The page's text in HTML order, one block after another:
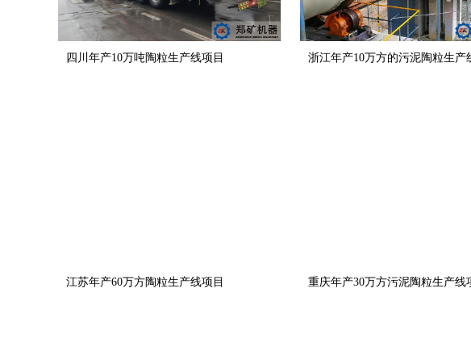
四川年产10万吨陶粒生产线项目 浙江年产10万方的污泥陶粒生产
江苏年产60万方陶粒生产线项目 重庆年产30万方污泥陶粒生产线